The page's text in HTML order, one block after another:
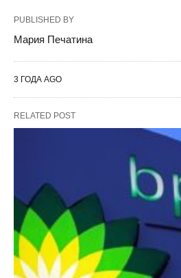
PUBLISHED BY
Мария Печатина
3 ГОДА AGO
RELATED POST